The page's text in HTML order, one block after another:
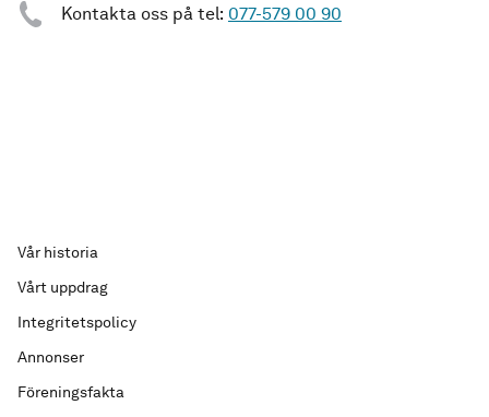
Kontakta oss på tel: 077-579 00 90
Vår historia
Vårt uppdrag
Integritetspolicy
Annonser
Föreningsfakta